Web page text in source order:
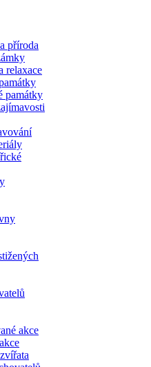
příroda
relaxace
památky
akce